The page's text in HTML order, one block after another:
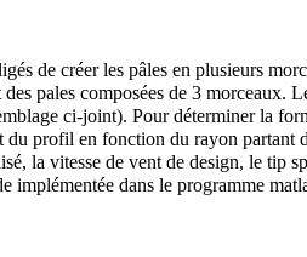
de créer les pâles en plusieurs
pales composées de 3 morceaux.
ci-joint). Pour déterminer la
profil en fonction du rayon partant
la vitesse de vent de design, le tip
dans le programme